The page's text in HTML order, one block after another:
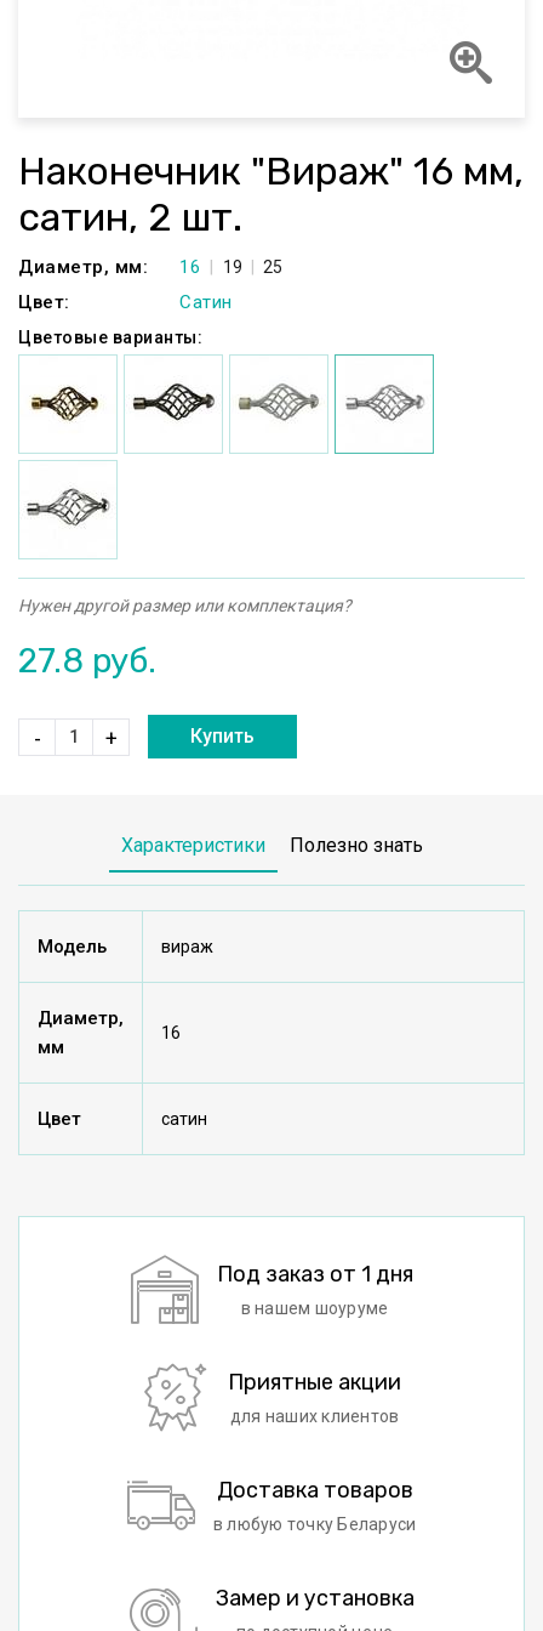
Наконечник "Вираж" 16 мм,
сатин, 2 шт.
Диаметр, мм: 16 19 25
Цвет: Сатин
Цветовые варианты:
Нужен другой размер или комплектация?
27.8 руб.
- + Купить
Характеристики Полезно знать
Модель вираж
Диаметр,
мм
16
Цвет сатин
Под заказ от 1 дня
в нашем шоуруме
Приятные акции
для наших клиентов
Доставка товаров
в любую точку Беларуси
Замер и установка